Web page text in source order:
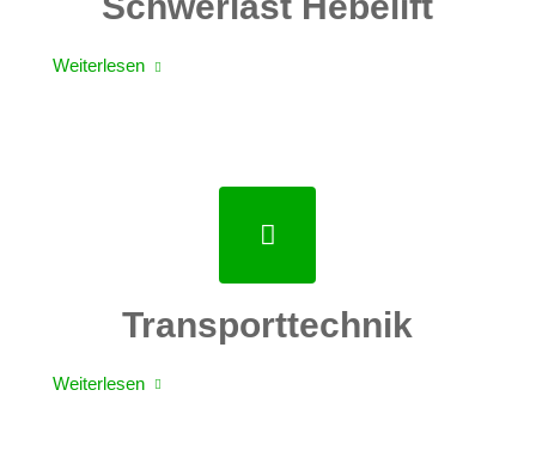
Weiterlesen
Transporttechnik
Weiterlesen